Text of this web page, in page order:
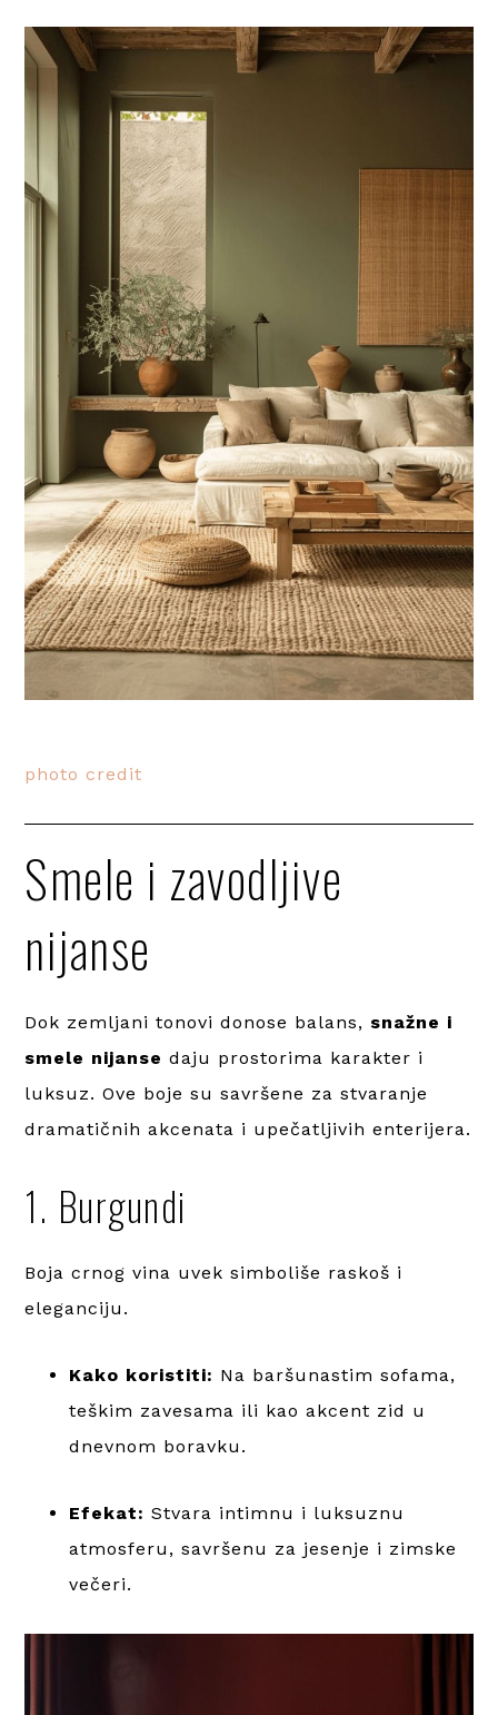
photo credit
Smele i zavodljive
nijanse
Dok zemljani tonovi donose balans, snažne i
smele nijanse daju prostorima karakter i
luksuz. Ove boje su savršene za stvaranje
dramatičnih akcenata i upečatljivih enterijera.
1. Burgundi
Boja crnog vina uvek simboliše raskoš i
eleganciju.
Kako koristiti: Na baršunastim sofama,
teškim zavesama ili kao akcent zid u
dnevnom boravku.
Efekat: Stvara intimnu i luksuznu
atmosferu, savršenu za jesenje i zimske
večeri.